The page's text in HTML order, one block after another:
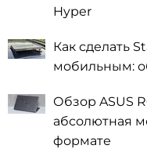
Hyper
Как сделать
мобильным:
Обзор ASUS
абсолютная
формате